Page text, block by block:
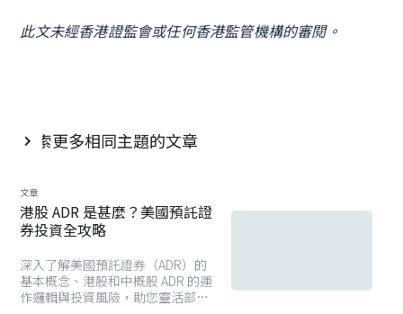
此文未經香港證監會或任何香港監管機構的審閱。
探索更多相同主題的文章

文章
港股 ADR 是甚麼？美國預託證
券投資全攻略
深入了解美國預託證券（ADR）的
基本概念、港股和中概股 ADR 的運
作邏輯與投資風險，助您靈活部署